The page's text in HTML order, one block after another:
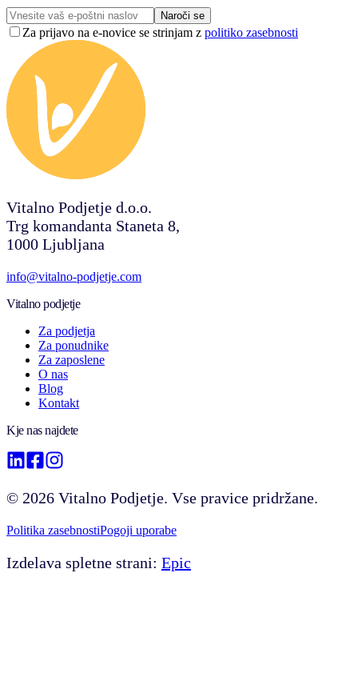
Naroči se
Za prijavo na e-novice se strinjam z politiko zasebnosti
Vitalno Podjetje d.o.o.
Trg komandanta Staneta 8,
1000 Ljubljana
info@vitalno-podjetje.com
Vitalno podjetje
Za podjetja
Za ponudnike
Za zaposlene
O nas
Blog
Kontakt
Kje nas najdete
© 2026 Vitalno Podjetje. Vse pravice pridržane.
Politika zasebnostiPogoji uporabe
Izdelava spletne strani: Epic